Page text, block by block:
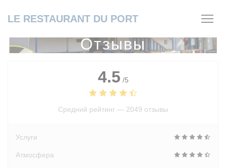
LE RESTAURANT DU PORT
Отзывы
4.5 /5
Средний рейтинг — 2049 отзывы
Услуги
Атмосфера